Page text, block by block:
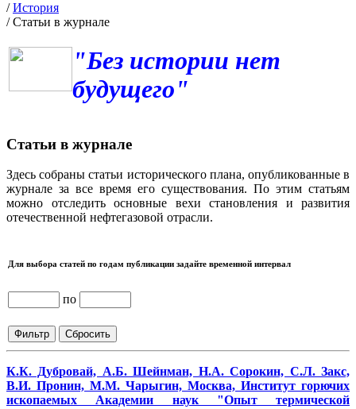
/История
/Статьи в журнале
"Без истории нет
будущего"
Статьи в журнале
Здесь собраны статьи исторического плана, опубликованные в
журнале за все время его существования. По этим статьям
можно отследить основные вехи становления и развития
отечественной нефтегазовой отрасли.
Для выбора статей по годам публикации задайте временной интервал
по
К.К. Дубровай, А.Б. Шейнман, Н.А. Сорокин, С.Л. Закс,
В.И. Пронин, М.М. Чарыгин, Москва, Институт горючих
ископаемых Академии наук "Опыт термической